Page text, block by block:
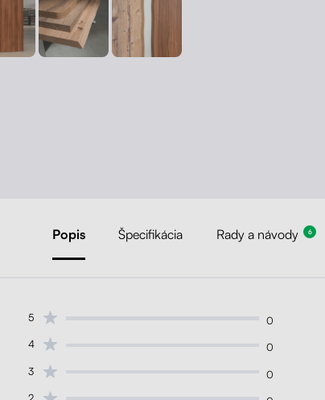
Popis Špecifikácia Rady a návody 6
5
0
4
0
3
0
2